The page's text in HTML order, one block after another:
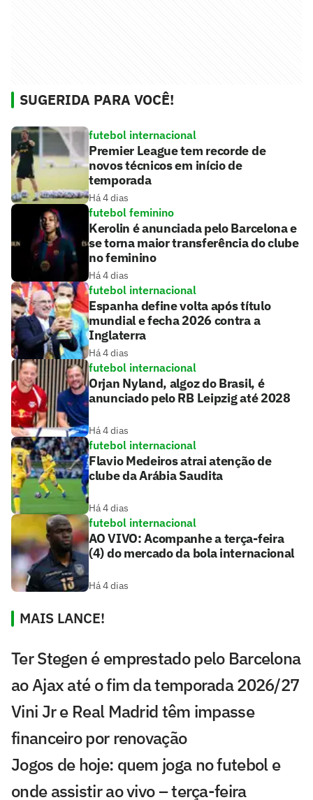
SUGERIDA PARA VOCÊ!
futebol internacional
Premier League tem recorde de
novos técnicos em início de
temporada
Há 4 dias
futebol feminino
Kerolin é anunciada pelo Barcelona e
se torna maior transferência do clube
no feminino
Há 4 dias
futebol internacional
Espanha define volta após título
mundial e fecha 2026 contra a
Inglaterra
Há 4 dias
futebol internacional
Orjan Nyland, algoz do Brasil, é
anunciado pelo RB Leipzig até 2028
Há 4 dias
futebol internacional
Flavio Medeiros atrai atenção de
clube da Arábia Saudita
Há 4 dias
futebol internacional
AO VIVO: Acompanhe a terça-feira
(4) do mercado da bola internacional
Há 4 dias
MAIS LANCE!
Ter Stegen é emprestado pelo Barcelona
ao Ajax até o fim da temporada 2026/27
Vini Jr e Real Madrid têm impasse
financeiro por renovação
Jogos de hoje: quem joga no futebol e
onde assistir ao vivo – terça-feira